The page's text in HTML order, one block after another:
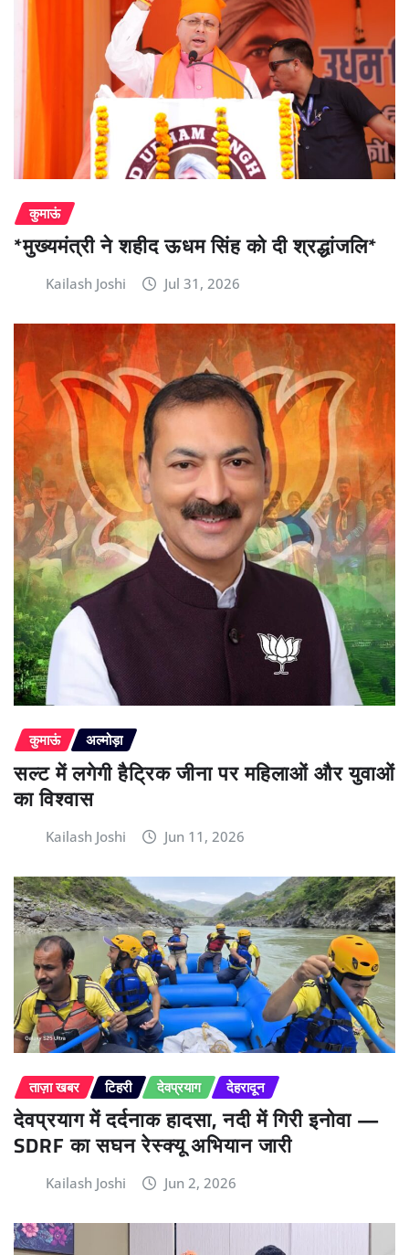
कुमाऊं
*मुख्यमंत्री ने शहीद ऊधम सिंह को दी श्रद्धांजलि*
Kailash Joshi Jul 31, 2026
कुमाऊं अल्मोड़ा
सल्ट में लगेगी हैट्रिक जीना पर महिलाओं और युवाओं
का विश्वास
Kailash Joshi Jun 11, 2026
ताज़ा खबर टिहरी देवप्रयाग देहरादून
देवप्रयाग में दर्दनाक हादसा, नदी में गिरी इनोवा —
SDRF का सघन रेस्क्यू अभियान जारी
Kailash Joshi Jun 2, 2026